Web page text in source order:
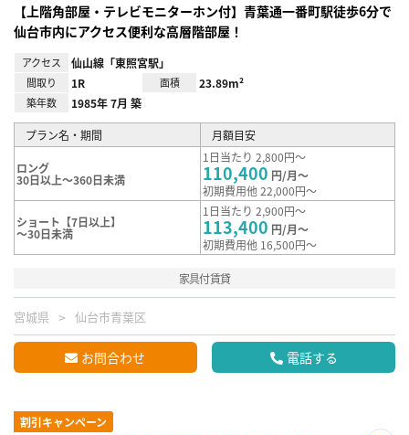
【上階角部屋・テレビモニターホン付】青葉通一番町駅徒歩6分で
仙台市内にアクセス便利な高層階部屋！
アクセス 仙山線「東照宮駅」
間取り 1R 面積 23.89m²
築年数 1985年 7月 築
プラン名・期間 月額目安
ロング
30日以上～360日未満
1日当たり 2,800円～
110,400 円/月～
初期費用他 22,000円～
ショート【7日以上】
～30日未満
1日当たり 2,900円～
113,400 円/月～
初期費用他 16,500円～
家具付賃貸
宮城県 仙台市青葉区
お問合わせ 電話する
割引キャンペーン